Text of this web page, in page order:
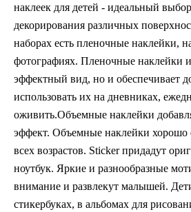
наклеек для детей - идеальный
декорирования различных
наборах есть пленочные наклейки,
фотографиях. Пленочные наклейки
эффектный вид, но и обеспечивает
использовать их на дневниках,
оживить.Объемные наклейки
эффект. Объемные наклейки хорошо
всех возрастов. Sticker придадут
ноутбук. Яркие и разнообразные
внимание и развлекут малышей.
стикербуках, в альбомах для